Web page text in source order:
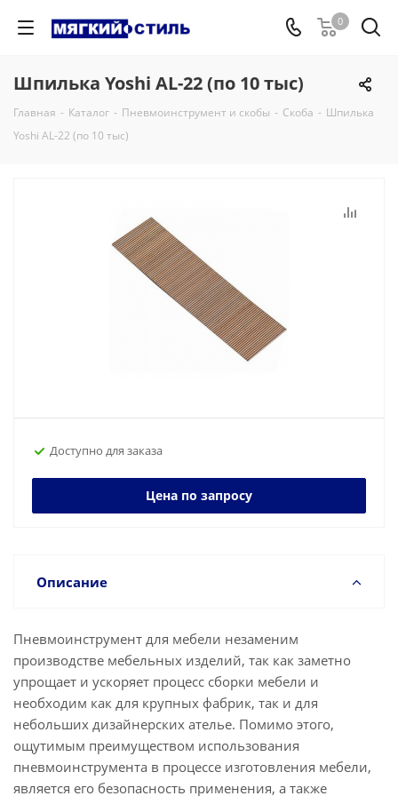
0
Шпилька Yoshi AL-22 (по 10 тыс)
Главная - Каталог - Пневмоинструмент и скобы - Скоба - Шпилька
Yoshi AL-22 (по 10 тыс)
Доступно для заказа
Цена по запросу
Описание
Пневмоинструмент для мебели незаменим
производстве мебельных изделий, так как заметно
упрощает и ускоряет процесс сборки мебели и
необходим как для крупных фабрик, так и для
небольших дизайнерских ателье. Помимо этого,
ощутимым преимуществом использования
пневмоинструмента в процессе изготовления мебели,
является его безопасность применения, а также